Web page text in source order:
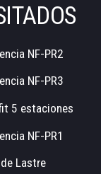
NF-PR2
NF-PR3
5 estaciones
NF-PR1
Lastre